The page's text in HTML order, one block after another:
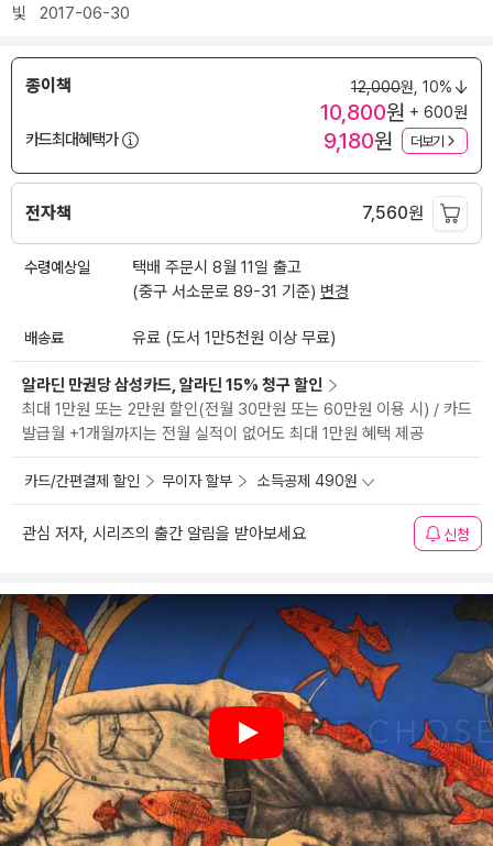
빛 2017-06-30
종이책 12,000원, 10%
10,800원 + 600원
카드최대혜택가
9,180원 더보기
전자책 7,560원
수령예상일
택배 주문시 8월 11일 출고
(중구 서소문로 89-31 기준) 변경
배송료 유료 (도서 1만5천원 이상 무료)
알라딘 만권당 삼성카드, 알라딘 15% 청구 할인
최대 1만원 또는 2만원 할인(전월 30만원 또는 60만원 이용 시) / 카드
발급월 +1개월까지는 전월 실적이 없어도 최대 1만원 혜택 제공
카드/간편결제 할인 무이자 할부 소득공제 490원
관심 저자, 시리즈의 출간 알림을 받아보세요 신청
Play